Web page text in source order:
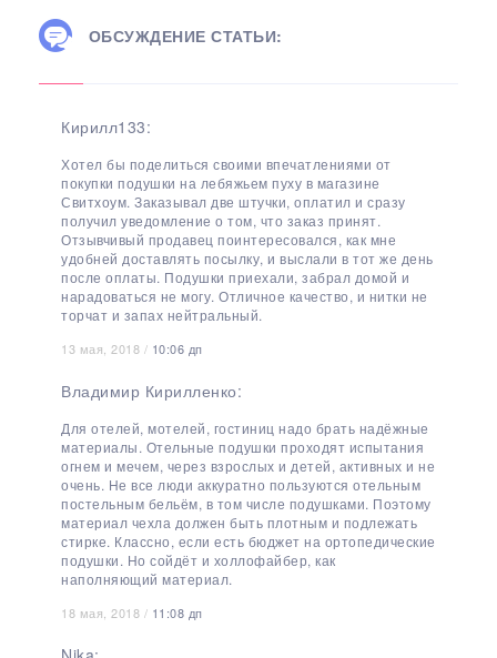
ОБСУЖДЕНИЕ СТАТЬИ:
Кирилл133:
Хотел бы поделиться своими впечатлениями от
покупки подушки на лебяжьем пуху в магазине
Свитхоум. Заказывал две штучки, оплатил и сразу
получил уведомление о том, что заказ принят.
Отзывчивый продавец поинтересовался, как мне
удобней доставлять посылку, и выслали в тот же день
после оплаты. Подушки приехали, забрал домой и
нарадоваться не могу. Отличное качество, и нитки не
торчат и запах нейтральный.
13 мая, 2018 / 10:06 дп
Владимир Кирилленко:
Для отелей, мотелей, гостиниц надо брать надёжные
материалы. Отельные подушки проходят испытания
огнем и мечем, через взрослых и детей, активных и не
очень. Не все люди аккуратно пользуются отельным
постельным бельём, в том числе подушками. Поэтому
материал чехла должен быть плотным и подлежать
стирке. Классно, если есть бюджет на ортопедические
подушки. Но сойдёт и холлофайбер, как
наполняющий материал.
18 мая, 2018 / 11:08 дп